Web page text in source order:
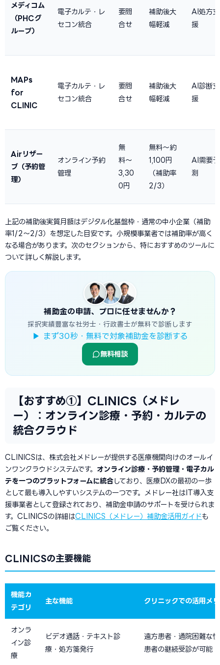
メディコム
（PHCグ
ループ）
電子カルテ・レ
セコン統合
要問
合せ
補助後大
幅軽減
AI処方支
援
MAPs
for
CLINIC
電子カルテ・レ
セコン統合
要問
合せ
補助後大
幅軽減
AI診断支
援
Airリザー
ブ（予約管
理）
オンライン予約
管理
無
料〜
3,30
0円
無料〜約
1,100円
（補助率
2/3）
AI需要予
測
上記の補助後実質月額はデジタル化基盤枠・通常の中小企業（補助
率1/2〜2/3）を想定した目安です。小規模事業者では補助率が高く
なる場合があります。次のセクションから、特におすすめのツールに
ついて詳しく解説します。
補助金の申請、プロに任せませんか？
採択実績豊富な社労士・行政書士が無料で診断します
▶ まず30秒・無料で対象補助金を診断する
無料相談
【おすすめ①】CLINICS（メドレ
ー）：オンライン診療・予約・カルテの
統合クラウド
CLINICSは、株式会社メドレーが提供する医療機関向けのオールイ
ンワンクラウドシステムです。 オンライン診療・予約管理・電子カル
テを一つのプラットフォームに統合しており、医療DXの最初の一歩
として最も導入しやすいシステムの一つです。メドレー社はIT導入支
援事業者として登録されており、補助金申請のサポートを受けられま
す。CLINICSの詳細はCLINICS（メドレー）補助金活用ガイドも
ご覧ください。
CLINICSの主要機能
機能カ
テゴリ
主な機能 クリニックでの活用メ
オンラ
イン診
療
ビデオ通話・テキスト診
療・処方箋発行
遠方患者・通院困難な
患者の継続受診が可能